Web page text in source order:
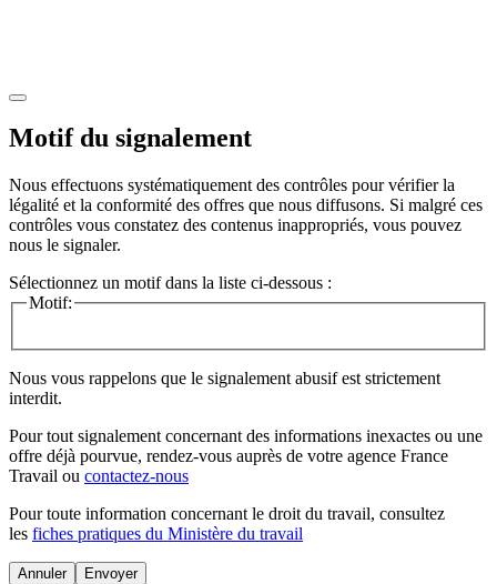
Motif du signalement
Nous effectuons systématiquement des contrôles pour vérifier la
légalité et la conformité des offres que nous diffusons. Si malgré ces
contrôles vous constatez des contenus inappropriés, vous pouvez
nous le signaler.
Sélectionnez un motif dans la liste ci-dessous :
Motif:
Nous vous rappelons que le signalement abusif est strictement
interdit.
Pour tout signalement concernant des informations inexactes ou une
offre déjà pourvue, rendez-vous auprès de votre agence France
Travail ou contactez-nous
Pour toute information concernant le droit du travail, consultez
les fiches pratiques du Ministère du travail
Annuler